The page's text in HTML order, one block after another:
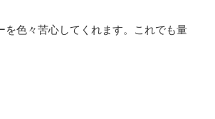
色々苦心してくれます。これでも量